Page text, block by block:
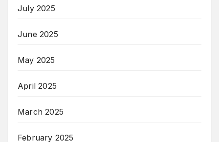
July 2025
June 2025
May 2025
April 2025
March 2025
February 2025